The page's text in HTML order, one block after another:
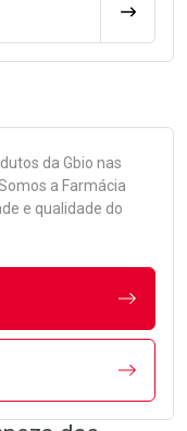
da Gbio nas
a Farmácia
e qualidade do